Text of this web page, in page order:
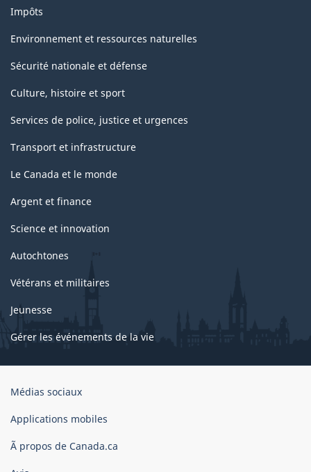
Impôts
Environnement et ressources naturelles
Sécurité nationale et défense
Culture, histoire et sport
Services de police, justice et urgences
Transport et infrastructure
Le Canada et le monde
Argent et finance
Science et innovation
Autochtones
Vétérans et militaires
Jeunesse
Gérer les événements de la vie
Organisation
gouvernement
Canada
Médias sociaux
Applications mobiles
Ã propos de Canada.ca